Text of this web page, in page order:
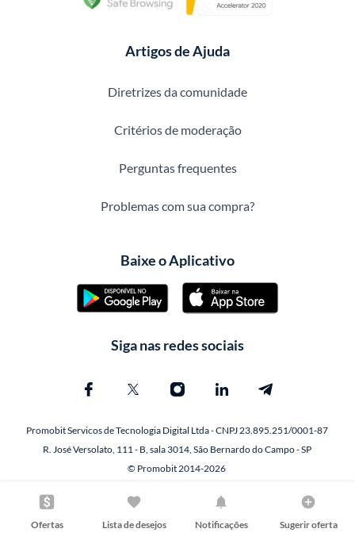
Ofertas Lista de desejos Notificações Sugerir oferta
Artigos de Ajuda
Diretrizes da comunidade
Critérios de moderação
Perguntas frequentes
Problemas com sua compra?
Baixe o Aplicativo
Siga nas redes sociais
Promobit Servicos de Tecnologia Digital Ltda - CNPJ 23.895.251/0001-87
R. José Versolato, 111 - B, sala 3014, São Bernardo do Campo - SP
© Promobit 2014-2026